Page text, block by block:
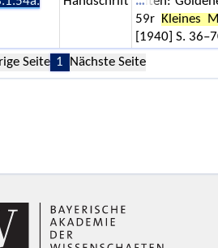
59r
Kleines
[1940] S.
Seite 1 Nächste Seite